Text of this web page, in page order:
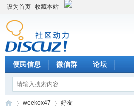
设为首页 收藏本站
便民信息 微信群 论坛
weekox47 好友